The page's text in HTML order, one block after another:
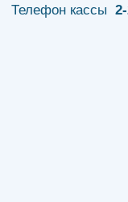
Телефон кассы